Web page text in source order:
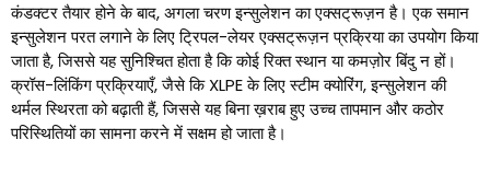
कंडक्टर तैयार होने के बाद, अगला चरण इन्सुलेशन का एक्सट्रूज़न है। एक समान
इन्सुलेशन परत लगाने के लिए ट्रिपल-लेयर एक्सट्रूज़न प्रक्रिया का उपयोग किया
जाता है, जिससे यह सुनिश्चित होता है कि कोई रिक्त स्थान या कमज़ोर बिंदु न हों।
क्रॉस-लिंकिंग प्रक्रियाएँ, जैसे कि XLPE के लिए स्टीम क्योरिंग, इन्सुलेशन की
थर्मल स्थिरता को बढ़ाती हैं, जिससे यह बिना ख़राब हुए उच्च तापमान और कठोर
परिस्थितियों का सामना करने में सक्षम हो जाता है।